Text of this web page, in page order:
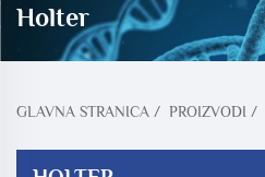
Holter
GLAVNA STRANICA / PROIZVODI /